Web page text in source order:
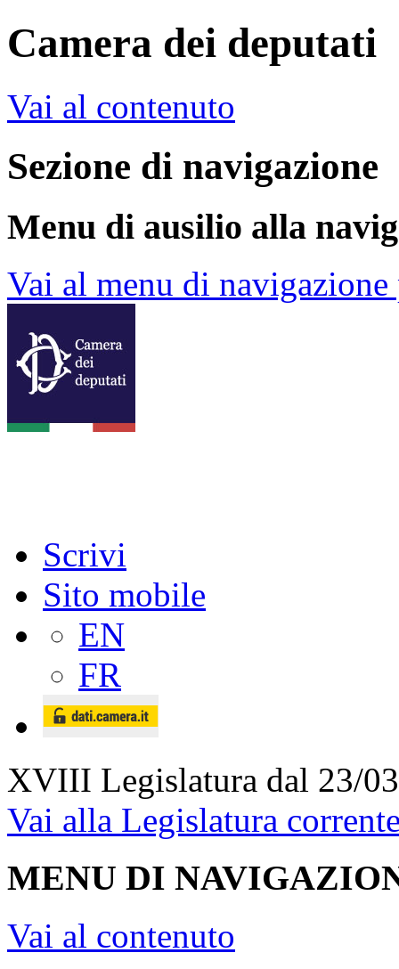
Camera dei deputati
Vai al contenuto
Sezione di navigazione
Menu di ausilio alla
Vai al menu di
Scrivi
Sito mobile
EN
FR
XVIII Legislatura dal 23/
Vai alla Legislatura
MENU DI
Vai al contenuto